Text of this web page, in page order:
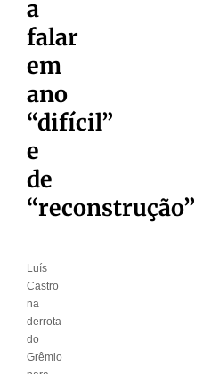
a
falar
em
ano
“difícil”
e
de
“reconstrução”
Luís
Castro
na
derrota
do
Grêmio